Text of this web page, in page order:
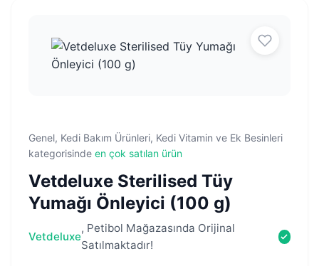
Genel, Kedi Bakım Ürünleri, Kedi Vitamin ve Ek Besinleri
kategorisinde en çok satılan ürün
Vetdeluxe Sterilised Tüy
Yumağı Önleyici (100 g)
Vetdeluxe
, Petibol Mağazasında Orijinal
Satılmaktadır!